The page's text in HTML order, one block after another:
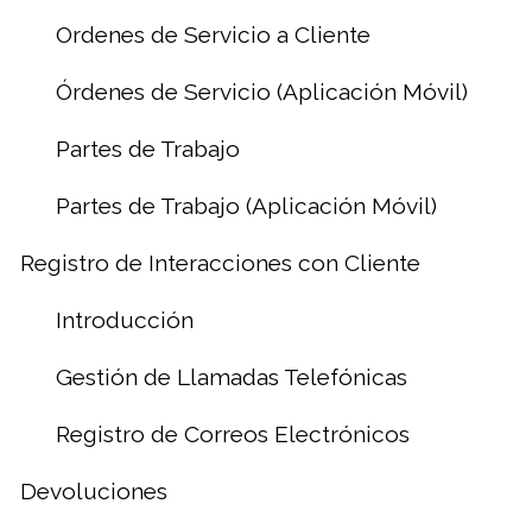
Ordenes de Servicio a Cliente
Órdenes de Servicio (Aplicación Móvil)
Partes de Trabajo
Partes de Trabajo (Aplicación Móvil)
Registro de Interacciones con Cliente
Introducción
Gestión de Llamadas Telefónicas
Registro de Correos Electrónicos
Devoluciones